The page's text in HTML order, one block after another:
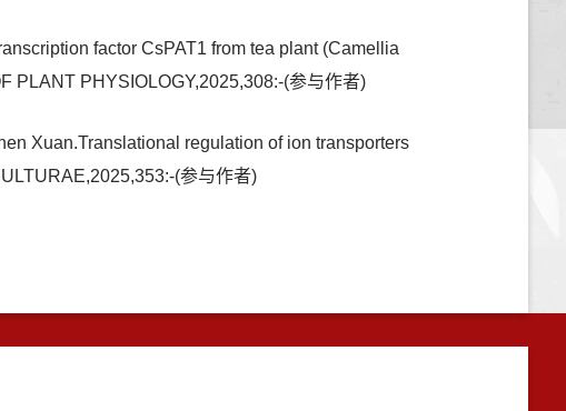
factor CsPAT1 from tea plant (Camellia
PLANT PHYSIOLOGY,2025,308:-(参与作者)
Xuan.Translational regulation of ion transporters
(参与作者)